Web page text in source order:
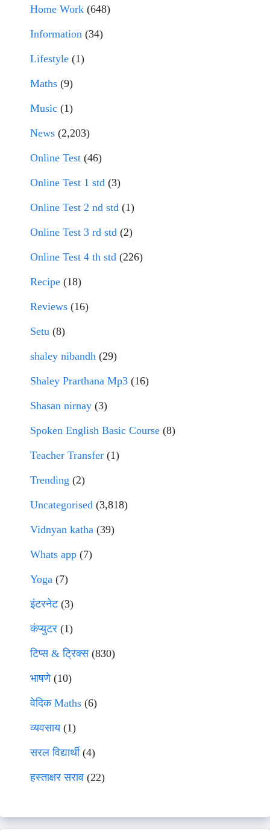
Home Work (648)
Information (34)
Lifestyle (1)
Maths (9)
Music (1)
News (2,203)
Online Test (46)
Online Test 1 std (3)
Online Test 2 nd std (1)
Online Test 3 rd std (2)
Online Test 4 th std (226)
Recipe (18)
Reviews (16)
Setu (8)
shaley nibandh (29)
Shaley Prarthana Mp3 (16)
Shasan nirnay (3)
Spoken English Basic Course (8)
Teacher Transfer (1)
Trending (2)
Uncategorised (3,818)
Vidnyan katha (39)
Whats app (7)
Yoga (7)
इंटरनेट(3)
कंप्युटर (1)
टिप्स & ट्रिक्स(830)
भाषणे(10)
वेदिक Maths (6)
व्यवसाय(1)
सरल विद्यार्थी(4)
हस्ताक्षर सराव (22)